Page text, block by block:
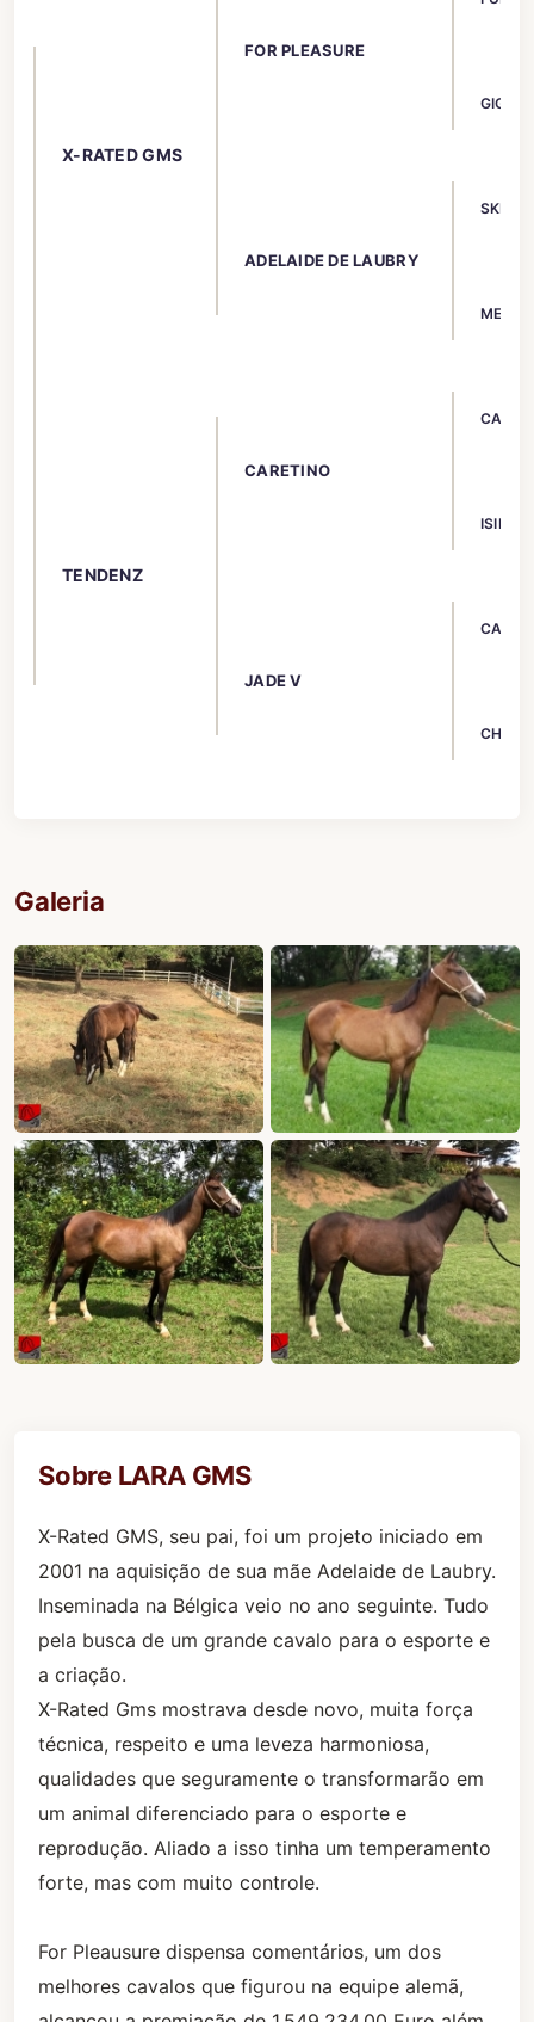
X-RATED GMS
TENDENZ
FOR PLEASURE
ADELAIDE DE LAUBRY
CARETINO
JADE V
ISIDOR
Galeria
Sobre LARA GMS
X-Rated GMS, seu pai, foi um projeto iniciado em
2001 na aquisição de sua mãe Adelaide de Laubry.
Inseminada na Bélgica veio no ano seguinte. Tudo
pela busca de um grande cavalo para o esporte e
a criação.
X-Rated Gms mostrava desde novo, muita força
técnica, respeito e uma leveza harmoniosa,
qualidades que seguramente o transformarão em
um animal diferenciado para o esporte e
reprodução. Aliado a isso tinha um temperamento
forte, mas com muito controle.
For Pleausure dispensa comentários, um dos
melhores cavalos que figurou na equipe alemã,